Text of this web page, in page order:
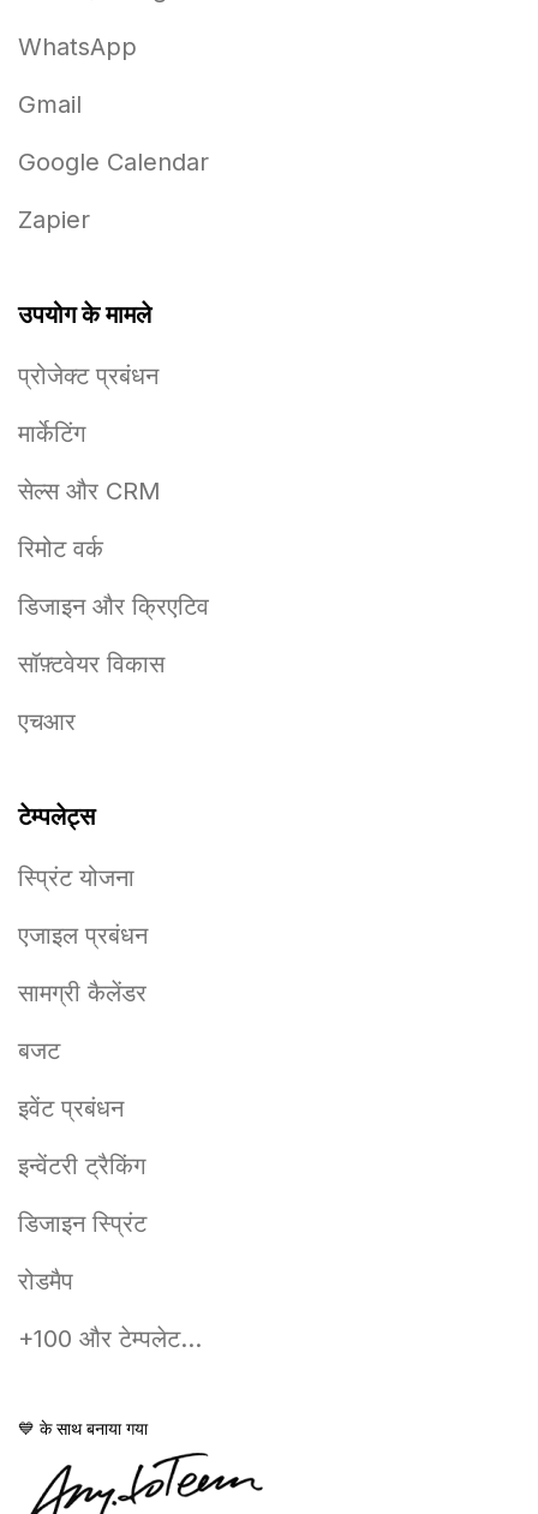
WhatsApp
Gmail
Google Calendar
Zapier
उपयोग के मामले
प्रोजेक्ट प्रबंधन
मार्केटिंग
सेल्स और CRM
रिमोट वर्क
डिजाइन और क्रिएटिव
सॉफ़्टवेयर विकास
एचआर
टेम्पलेट्स
स्प्रिंट योजना
एजाइल प्रबंधन
सामग्री कैलेंडर
बजट
इवेंट प्रबंधन
इन्वेंटरी ट्रैकिंग
डिजाइन स्प्रिंट
रोडमैप
+100 और टेम्पलेट...
💙 के साथ बनाया गया